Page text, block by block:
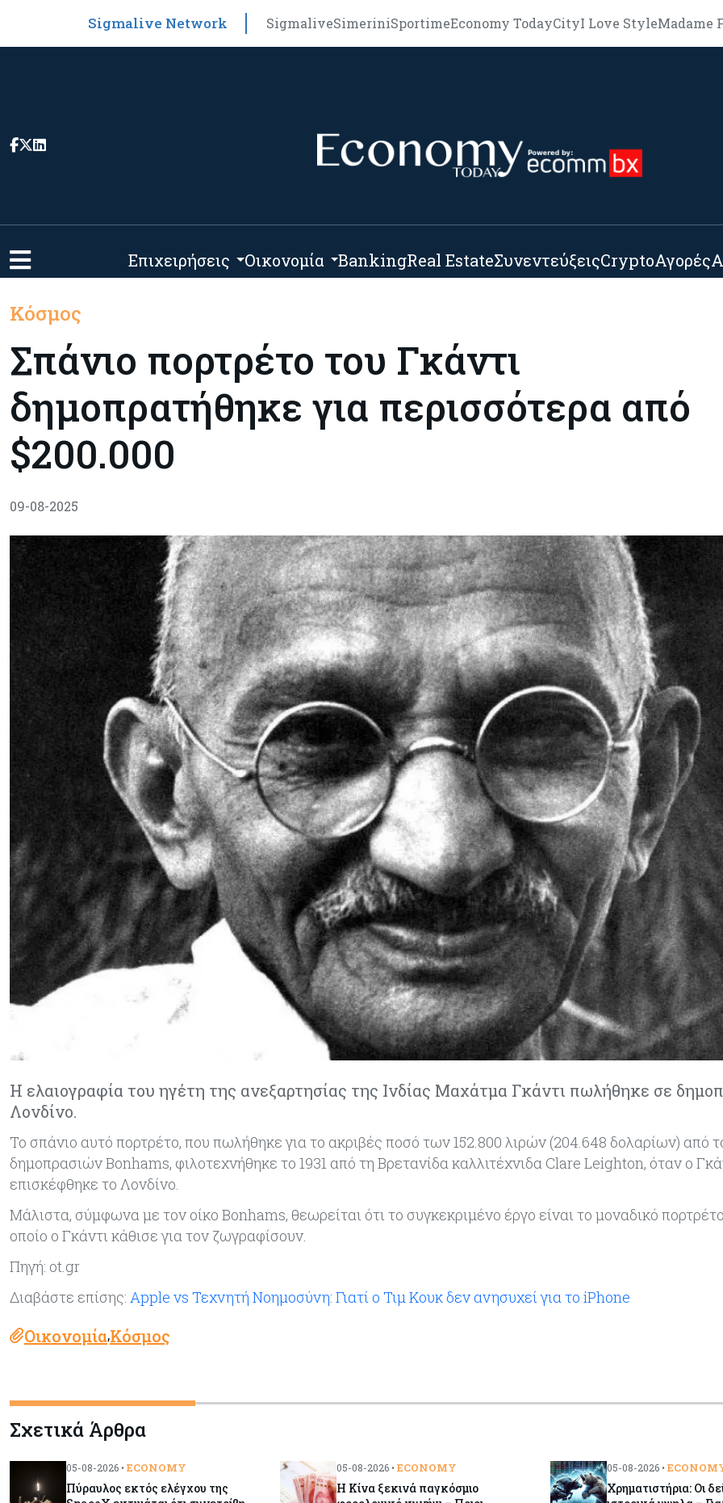
Sigmalive Network SigmaliveSimeriniSportimeEconomy TodayCityI Love StyleMadame
Επιχειρήσεις Οικονομία BankingReal EstateΣυνεντεύξειςCryptoΑγορές
Κόσμος
Σπάνιο πορτρέτο του Γκάντι
δημοπρατήθηκε για περισσότερα από
$200.000
09-08-2025
Η ελαιογραφία του ηγέτη της ανεξαρτησίας της Ινδίας Μαχάτμα Γκάντι πωλήθηκε σε
Λονδίνο.
Το σπάνιο αυτό πορτρέτο, που πωλήθηκε για το ακριβές ποσό των 152.800 λιρών (204.648 δολαρίων) από
δημοπρασιών Bonhams, φιλοτεχνήθηκε το 1931 από τη Βρετανίδα καλλιτέχνιδα Clare Leighton, όταν ο
επισκέφθηκε το Λονδίνο.
Μάλιστα, σύμφωνα με τον οίκο Bonhams, θεωρείται ότι το συγκεκριμένο έργο είναι το μοναδικό
οποίο ο Γκάντι κάθισε για τον ζωγραφίσουν.
Πηγή: ot.gr
Διαβάστε επίσης: Apple vs Τεχνητή Νοημοσύνη: Γιατί ο Τιμ Κουκ δεν ανησυχεί για το iPhone
Οικονομία,Κόσμος
Σχετικά Άρθρα
05-08-2026 • ECONOMY
Πύραυλος εκτός ελέγχου της
05-08-2026 • ECONOMY
Η Κίνα ξεκινά παγκόσμιο
05-08-2026 •
Χρηματιστήρια: Οι